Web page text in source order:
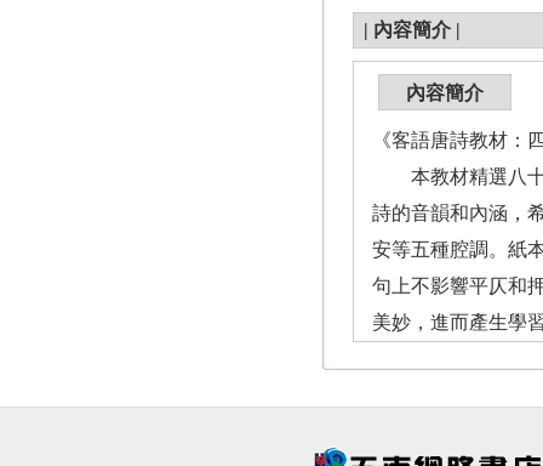
| 內容簡介 |
內容簡介
《客語唐詩教材：
本教材精選八十
詩的音韻和內涵，
安等五種腔調。紙
句上不影響平仄和
美妙，進而產生學